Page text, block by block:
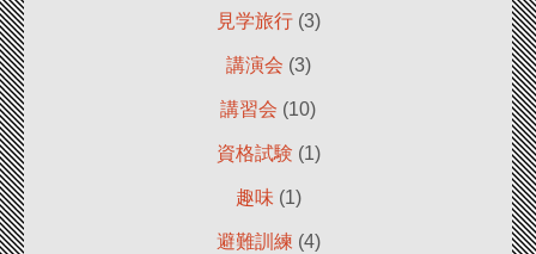
見学旅行(3)
講演会 (3)
講習会 (10)
資格試験 (1)
趣味 (1)
避難訓練 (4)